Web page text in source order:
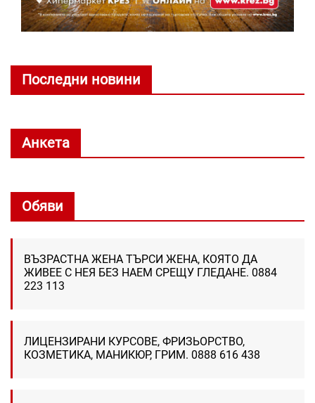
Последни новини
Анкета
Обяви
ВЪЗРАСТНА ЖЕНА ТЪРСИ ЖЕНА, КОЯТО ДА
ЖИВЕЕ С НЕЯ БЕЗ НАЕМ СРЕЩУ ГЛЕДАНЕ. 0884
223 113
ЛИЦЕНЗИРАНИ КУРСОВЕ, ФРИЗЬОРСТВО,
КОЗМЕТИКА, МАНИКЮР, ГРИМ. 0888 616 438